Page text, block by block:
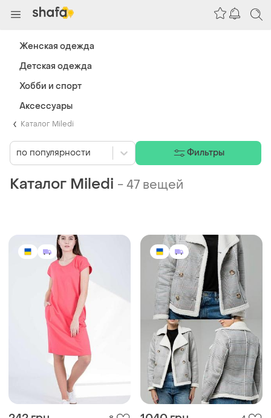
Каталог Miledi
Каталог Miledi -47 вещей
по популярности Фильтры
Женская одежда
Детская одежда
Хобби и спорт
Аксессуары